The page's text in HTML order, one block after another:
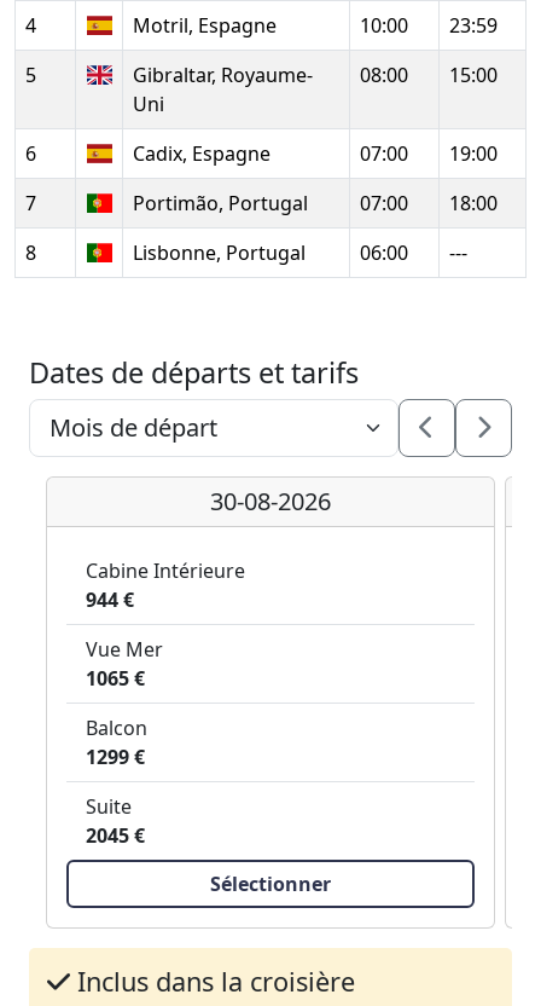
4
Motril, Espagne 10:00
23:59
5
Gibraltar, Royaume-
Uni
08:00 15:00
6 Cadix, Espagne 07:00
19:00
7
Portimão, Portugal 07:00
18:00
8
Lisbonne, Portugal 06:00 ---
Dates de départs et tarifs
30-08-2026
Cabine Intérieure
944 €
Vue Mer
1065 €
Balcon
1299 €
Suite
2045 €
Sélectionner
Inclus dans la croisière